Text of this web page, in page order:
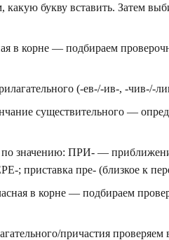
букву вставить. Затем
в корне — подбираем
(-ев-/-ив-, -чив-/-
существительного —
значению: ПРИ- —
; приставка пре- (близкое к
в корне — подбираем
причастия